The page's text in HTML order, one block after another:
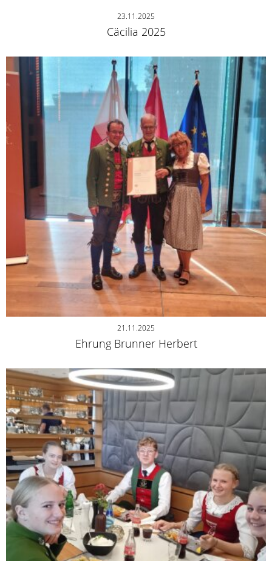
23.11.2025
Cäcilia 2025
21.11.2025
Ehrung Brunner Herbert